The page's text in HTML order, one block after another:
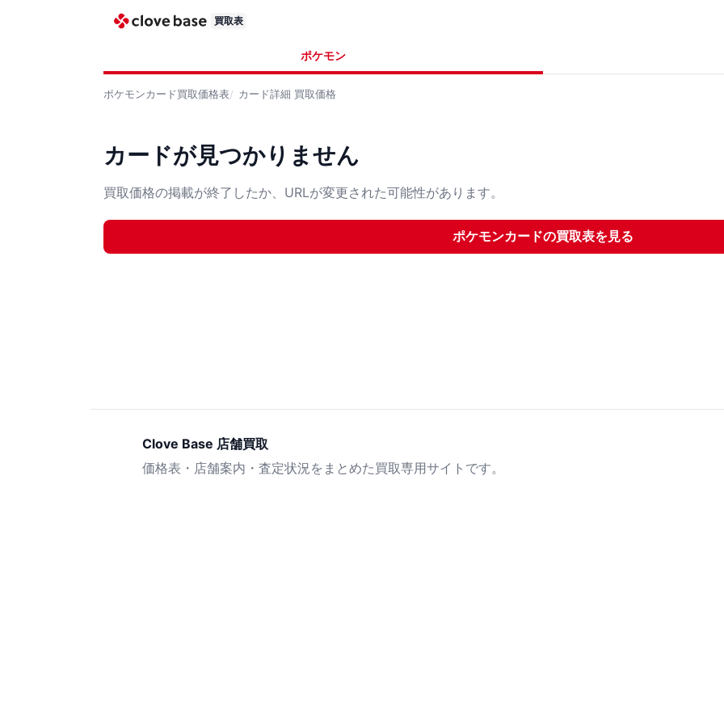
買取表
ポケモン
ポケモンカード買取価格表 カード詳細 買取価格
カードが見つかりません
買取価格の掲載が終了したか、URLが変更された可能性があります。
ポケモンカードの買取表を見る
Clove Base 店舗買取
価格表・店舗案内・査定状況をまとめた買取専用サイトです。